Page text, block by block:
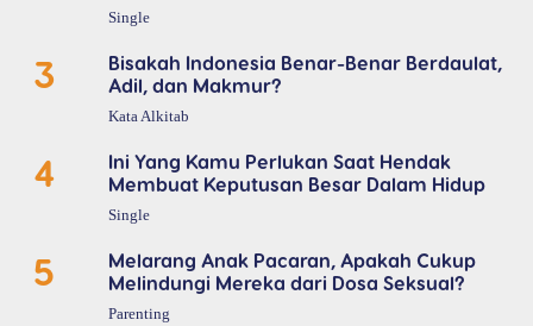
Single
3
Bisakah Indonesia Benar-Benar Berdaulat,
Adil, dan Makmur?
Kata Alkitab
4
Ini Yang Kamu Perlukan Saat Hendak
Membuat Keputusan Besar Dalam Hidup
Single
5
Melarang Anak Pacaran, Apakah Cukup
Melindungi Mereka dari Dosa Seksual?
Parenting